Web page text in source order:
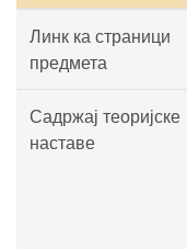
Линк ка страници
предмета
Садржај теоријске
наставе